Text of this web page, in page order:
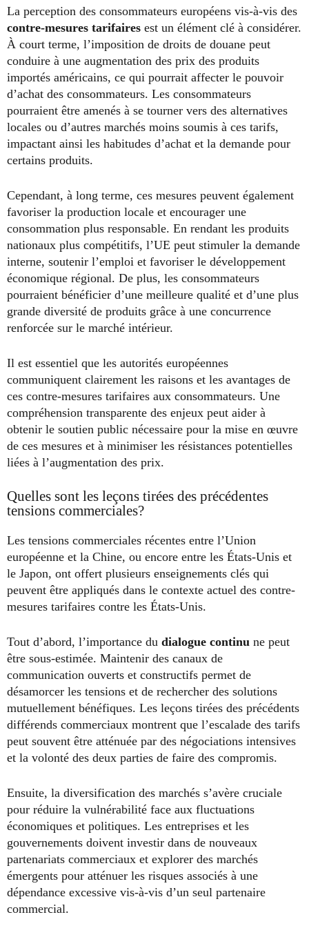
La perception des consommateurs européens vis-à-vis des
contre-mesures tarifaires est un élément clé à considérer.
À court terme, l’imposition de droits de douane peut
conduire à une augmentation des prix des produits
importés américains, ce qui pourrait affecter le pouvoir
d’achat des consommateurs. Les consommateurs
pourraient être amenés à se tourner vers des alternatives
locales ou d’autres marchés moins soumis à ces tarifs,
impactant ainsi les habitudes d’achat et la demande pour
certains produits.
Cependant, à long terme, ces mesures peuvent également
favoriser la production locale et encourager une
consommation plus responsable. En rendant les produits
nationaux plus compétitifs, l’UE peut stimuler la demande
interne, soutenir l’emploi et favoriser le développement
économique régional. De plus, les consommateurs
pourraient bénéficier d’une meilleure qualité et d’une plus
grande diversité de produits grâce à une concurrence
renforcée sur le marché intérieur.
Il est essentiel que les autorités européennes
communiquent clairement les raisons et les avantages de
ces contre-mesures tarifaires aux consommateurs. Une
compréhension transparente des enjeux peut aider à
obtenir le soutien public nécessaire pour la mise en œuvre
de ces mesures et à minimiser les résistances potentielles
liées à l’augmentation des prix.
Quelles sont les leçons tirées des précédentes
tensions commerciales?
Les tensions commerciales récentes entre l’Union
européenne et la Chine, ou encore entre les États-Unis et
le Japon, ont offert plusieurs enseignements clés qui
peuvent être appliqués dans le contexte actuel des contre-
mesures tarifaires contre les États-Unis.
Tout d’abord, l’importance du dialogue continu ne peut
être sous-estimée. Maintenir des canaux de
communication ouverts et constructifs permet de
désamorcer les tensions et de rechercher des solutions
mutuellement bénéfiques. Les leçons tirées des précédents
différends commerciaux montrent que l’escalade des tarifs
peut souvent être atténuée par des négociations intensives
et la volonté des deux parties de faire des compromis.
Ensuite, la diversification des marchés s’avère cruciale
pour réduire la vulnérabilité face aux fluctuations
économiques et politiques. Les entreprises et les
gouvernements doivent investir dans de nouveaux
partenariats commerciaux et explorer des marchés
émergents pour atténuer les risques associés à une
dépendance excessive vis-à-vis d’un seul partenaire
commercial.